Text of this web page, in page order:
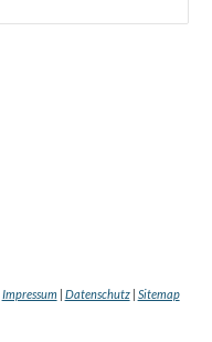
Impressum | Datenschutz| Sitemap